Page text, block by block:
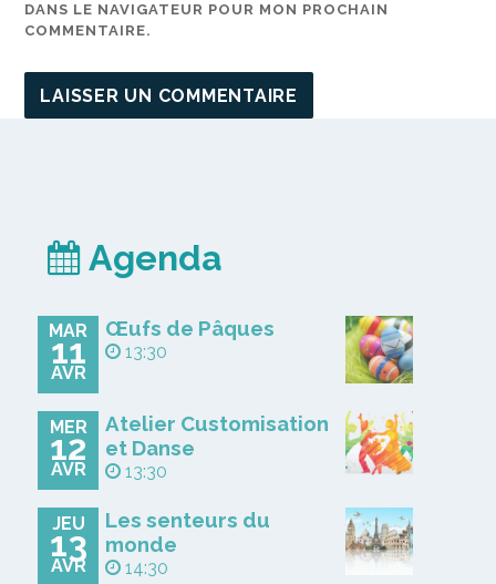
DANS LE NAVIGATEUR POUR MON PROCHAIN
COMMENTAIRE.
Agenda
MAR
11
AVR
Œufs de Pâques
13:30
MER
12
AVR
Atelier Customisation
et Danse
13:30
JEU
13
AVR
Les senteurs du
monde
14:30